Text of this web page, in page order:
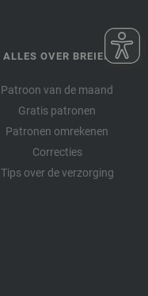
ALLES OVER BREIEN
Patroon van de maand
Gratis patronen
Patronen omrekenen
Correcties
Tips over de verzorging